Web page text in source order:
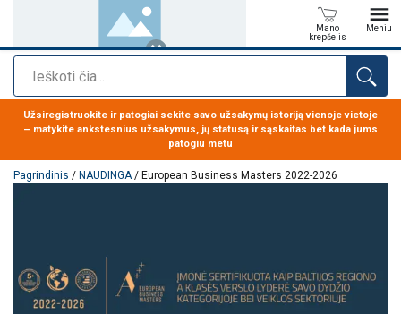
Paieška
Mano
krepšelis
Meniu
Produktas buvo pridėtas prie jūsų užklausos
Užsiregistruokite ir patogiai sekite savo užsakymų istoriją vienoje vietoje
– matykite ankstesnius užsakymus, jų statusą ir sąskaitas bet kada jums
patogiu metu
Pagrindinis / NAUDINGA/ European Business Masters 2022-2026